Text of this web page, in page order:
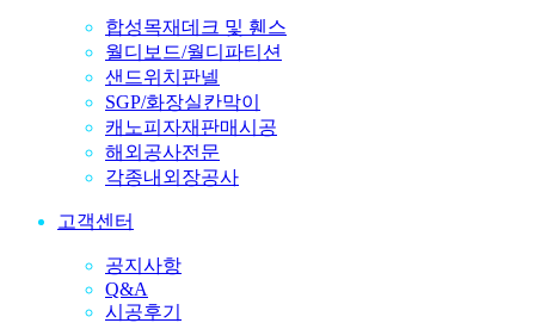
합성목재데크 및 휀스
월디보드/월디파티션
샌드위치판넬
SGP/화장실칸막이
캐노피자재판매시공
해외공사전문
각종내외장공사
고객센터
공지사항
Q&A
시공후기